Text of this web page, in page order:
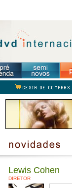
Lewis Cohen
DIRETOR